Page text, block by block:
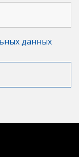
данных